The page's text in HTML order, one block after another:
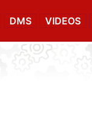
DMS VIDEOS